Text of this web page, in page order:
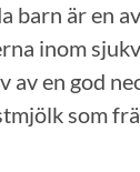
barn är en
inom
av en god
som